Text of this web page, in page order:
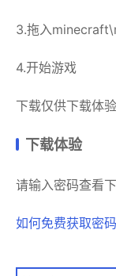
3.拖入
4.开始游戏
下载仅供下载体
下载体验
请输入密码查看下
如何免费获取密码